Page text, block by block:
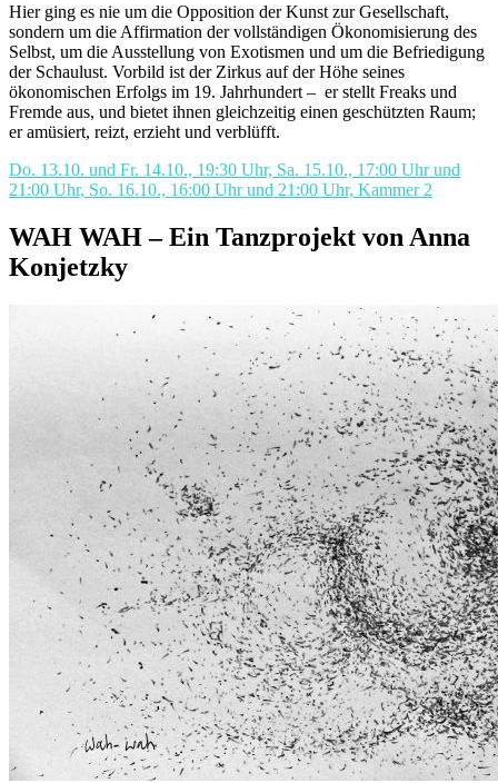
Hier ging es nie um die Opposition der Kunst zur Gesellschaft,
sondern um die Affirmation der vollständigen Ökonomisierung des
Selbst, um die Ausstellung von Exotismen und um die Befriedigung
der Schaulust. Vorbild ist der Zirkus auf der Höhe seines
ökonomischen Erfolgs im 19. Jahrhundert – er stellt Freaks und
Fremde aus, und bietet ihnen gleichzeitig einen geschützten Raum;
er amüsiert, reizt, erzieht und verblüfft.
Do. 13.10. und Fr. 14.10., 19:30 Uhr, Sa. 15.10., 17:00 Uhr und
21:00 Uhr, So. 16.10., 16:00 Uhr und 21:00 Uhr, Kammer 2
WAH WAH – Ein Tanzprojekt von Anna
Konjetzky